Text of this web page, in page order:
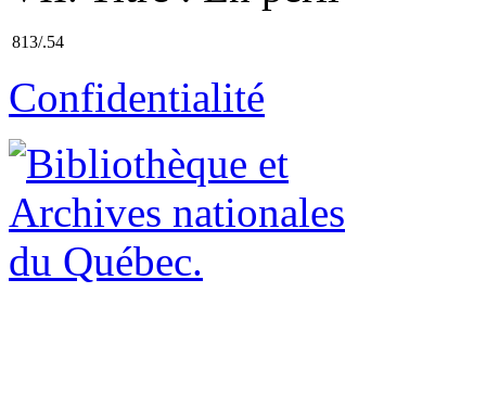
813/.54
Confidentialité